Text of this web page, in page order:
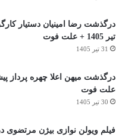
تیر 1405 + علت فوت
31 تیر 1405
درگذشت میهن اعلا چهره پرداز
علت فوت
30 تیر 1405
فیلم ویولن نوازی بیژن مرتضوی